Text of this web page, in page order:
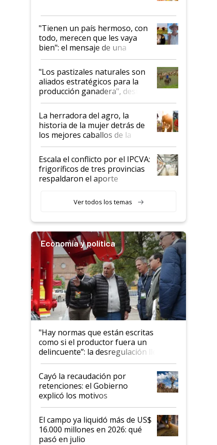
"Tienen un país hermoso, con
todo, merecen que les vaya
bien": el mensaje de una
ganadera uruguaya sobre las
oportunidades que se abren
para el agro en Argentina, con
foco en la carne
"Los pastizales naturales son
aliados estratégicos para la
producción ganadera", destaca
la iniciativa que ya reúne a 46
establecimientos en Argentina
La herradora del agro, la
historia de la mujer detrás de
los mejores caballos de la
Argentina y los mitos que
todavía hacen sufrir a estos
animales: "Mientras me
descalificaban, yo seguí
haciendo currículum"
Escala el conflicto por el IPCVA:
frigoríficos de tres provincias
respaldaron el aporte
Ver todos los temas
Economía y política
"Hay normas que están escritas
como si el productor fuera un
delincuente”: la desregulación llegó
al Congreso Aapresid y hasta se
habló del financiamiento al IPCVA
Cayó la recaudación por
retenciones: el Gobierno
explicó los motivos
El campo ya liquidó más de US$
16.000 millones en 2026: qué
pasó en julio